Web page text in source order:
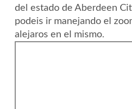
del estado de Aberdeen
podeis ir manejando el
alejaros en el mismo.